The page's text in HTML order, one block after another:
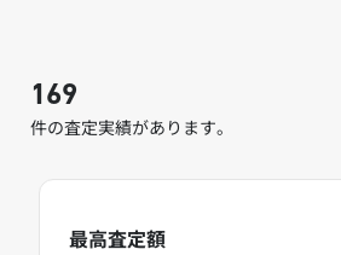
169
件の査定実績があります。
最高査定額